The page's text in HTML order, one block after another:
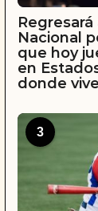
Regresará
Nacional
que hoy
en
donde vive
3